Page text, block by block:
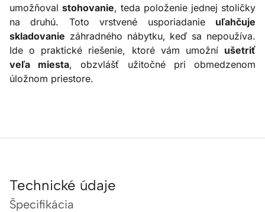
umožňoval stohovanie, teda položenie jednej stoličky
na druhú. Toto vrstvené usporiadanie uľahčuje
skladovanie záhradného nábytku, keď sa nepoužíva.
Ide o praktické riešenie, ktoré vám umožní ušetriť
veľa miesta, obzvlášť užitočné pri obmedzenom
úložnom priestore.
Technické údaje
Špecifikácia